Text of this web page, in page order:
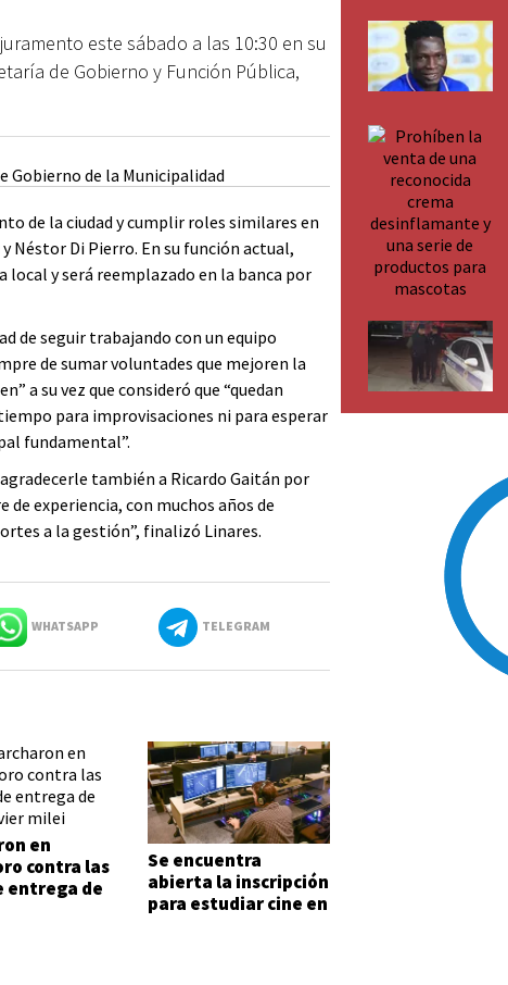
este sábado a las 10:30 en su
de Gobierno y Función Pública,
de la ciudad y cumplir roles similares en
Néstor Di Pierro. En su función actual,
y será reemplazado en la banca por
de seguir trabajando con un equipo
de sumar voluntades que mejoren la
a su vez que consideró que “quedan
para improvisaciones ni para esperar
fundamental”.
también a Ricardo Gaitán por
experiencia, con muchos años de
a la gestión”, finalizó Linares.
WHATSAPP TELEGRAM
en
contra las
entrega de
Se encuentra
abierta la inscripción
para estudiar cine en